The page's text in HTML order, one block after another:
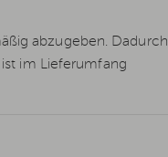
abzugeben. Dadurch
im Lieferumfang